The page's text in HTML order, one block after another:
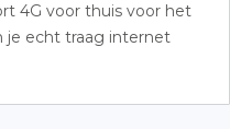
4G voor thuis voor het
je echt traag internet